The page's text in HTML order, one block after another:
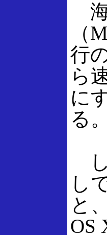
海
（
行
ら
に
る。
し
し
と
OS